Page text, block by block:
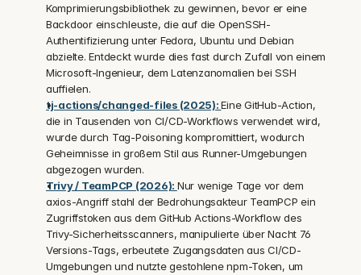
Komprimierungsbibliothek zu gewinnen, bevor er eine
Backdoor einschleuste, die auf die OpenSSH-
Authentifizierung unter Fedora, Ubuntu und Debian
abzielte. Entdeckt wurde dies fast durch Zufall von einem
Microsoft-Ingenieur, dem Latenzanomalien bei SSH
auffielen.
tj-actions/changed-files (2025): Eine GitHub-Action,
die in Tausenden von CI/CD-Workflows verwendet wird,
wurde durch Tag-Poisoning kompromittiert, wodurch
Geheimnisse in großem Stil aus Runner-Umgebungen
abgezogen wurden.
Trivy / TeamPCP (2026): Nur wenige Tage vor dem
axios-Angriff stahl der Bedrohungsakteur TeamPCP ein
Zugriffstoken aus dem GitHub Actions-Workflow des
Trivy-Sicherheitsscanners, manipulierte über Nacht 76
Versions-Tags, erbeutete Zugangsdaten aus CI/CD-
Umgebungen und nutzte gestohlene npm-Token, um